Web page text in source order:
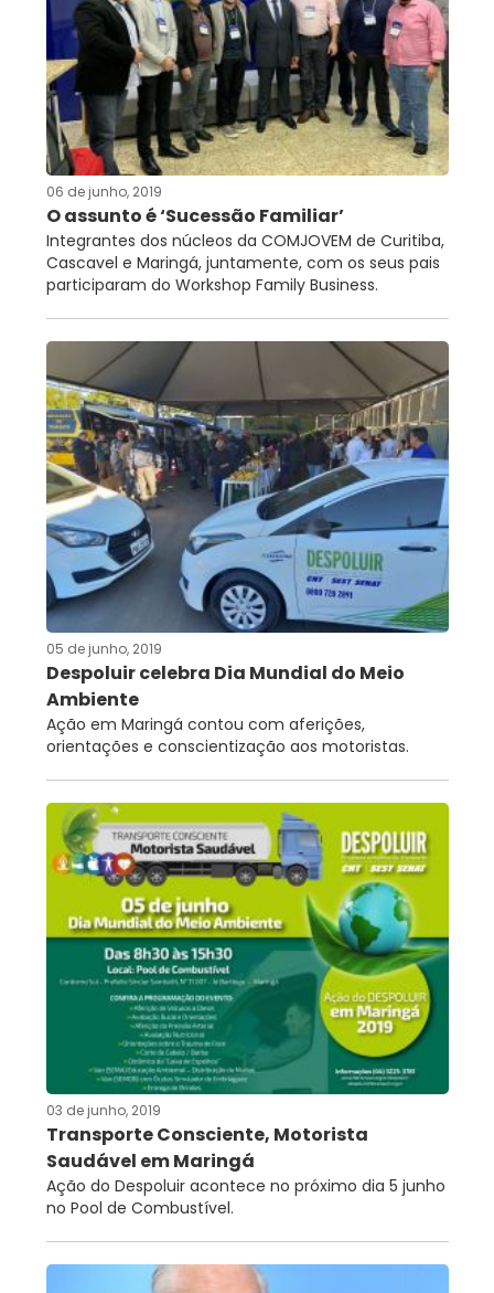
06 de junho, 2019
O assunto é ‘Sucessão Familiar’
Integrantes dos núcleos da COMJOVEM de Curitiba,
Cascavel e Maringá, juntamente, com os seus pais
participaram do Workshop Family Business.
05 de junho, 2019
Despoluir celebra Dia Mundial do Meio
Ambiente
Ação em Maringá contou com aferições,
orientações e conscientização aos motoristas.
03 de junho, 2019
Transporte Consciente, Motorista
Saudável em Maringá
Ação do Despoluir acontece no próximo dia 5 junho
no Pool de Combustível.